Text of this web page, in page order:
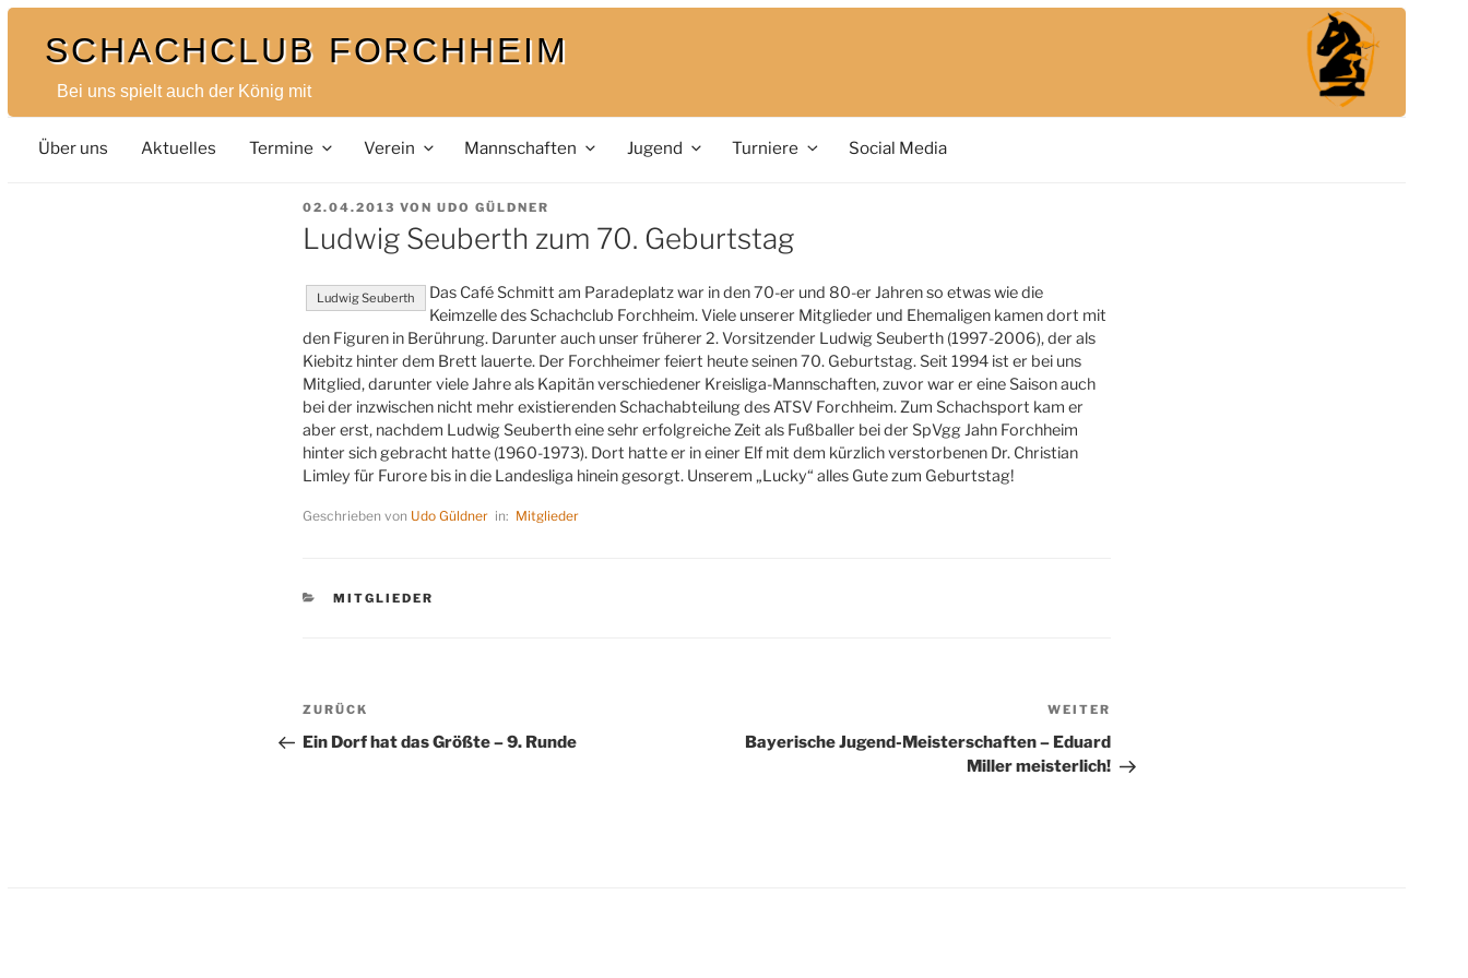
Zum
Inhalt
springenSCHACHCLUB FORCHHEIM
Bei uns spielt auch der König mit
Über uns Aktuelles Termine Verein Mannschaften Jugend Turniere Social Media
VERÖFFENTLICHT
AM
02.04.2013 VONUDO GÜLDNER
Ludwig Seuberth zum 70. Geburtstag
Ludwig Seuberth
Das Café Schmitt am Paradeplatz war in den 70-er und 80-er Jahren so etwas wie die
Keimzelle des Schachclub Forchheim. Viele unserer Mitglieder und Ehemaligen kamen dort mit
den Figuren in Berührung. Darunter auch unser früherer 2. Vorsitzender Ludwig Seuberth (1997-2006), der als
Kiebitz hinter dem Brett lauerte. Der Forchheimer feiert heute seinen 70. Geburtstag. Seit 1994 ist er bei uns
Mitglied, darunter viele Jahre als Kapitän verschiedener Kreisliga-Mannschaften, zuvor war er eine Saison auch
bei der inzwischen nicht mehr existierenden Schachabteilung des ATSV Forchheim. Zum Schachsport kam er
aber erst, nachdem Ludwig Seuberth eine sehr erfolgreiche Zeit als Fußballer bei der SpVgg Jahn Forchheim
hinter sich gebracht hatte (1960-1973). Dort hatte er in einer Elf mit dem kürzlich verstorbenen Dr. Christian
Limley für Furore bis in die Landesliga hinein gesorgt. Unserem „Lucky“ alles Gute zum Geburtstag!
Geschrieben von Udo Güldner in: Mitglieder
KATEGORIEN
MITGLIEDER
Vorheriger
Beitrag
ZURÜCK
Ein Dorf hat das Größte – 9. Runde
Beitrag
WEITER
Bayerische Jugend-Meisterschaften – Eduard
Miller meisterlich!